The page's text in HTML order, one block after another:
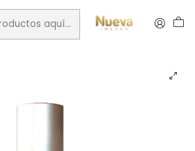
capilares Marcas
fascination oil 50 ml